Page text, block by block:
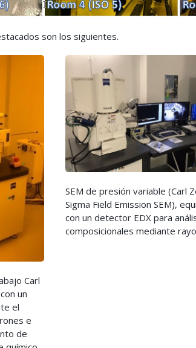
son los siguientes.
Carl
un
el
e
de
SEM de presión variable (Carl
Sigma Field Emission SEM),
con un detector EDX para
composicionales mediante